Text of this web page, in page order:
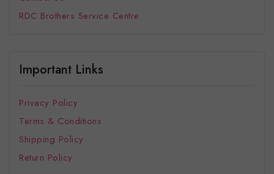
RDC Brothers Service Centre
Important Links
Privacy Policy
Terms & Conditions
Shipping Policy
Return Policy